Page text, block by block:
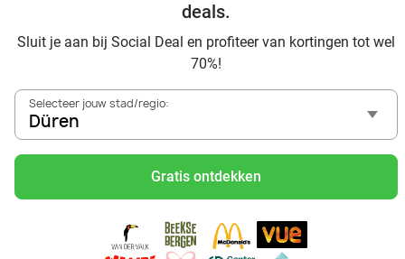
deals.
Sluit je aan bij Social Deal en profiteer van kortingen tot wel
70%!
Selecteer jouw stad/regio:
Düren
Gratis ontdekken
Voordelig genieten in Düren: haal deal-inspiratie uit onze
In die Sauna in Düren und Umgebung
Tagesausflug zum Movie Park Germany mit Rabatt, von
Düren aus
Frühstück & Mittagessen in Düren
Reise von Düren aus und erlebe einen fantastischen Tag
im Freizeitpark Europa-Park
Besuche das Phantasialand von Düren aus und erlebe
einen phantastischen Tagesausflug